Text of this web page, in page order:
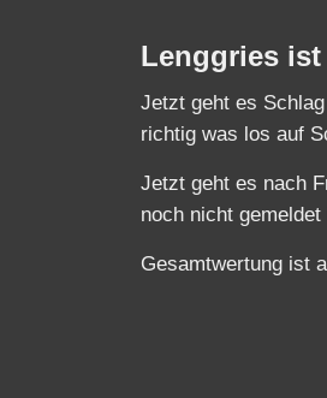
Lenggries
Jetzt geht es
richtig was los auf
Jetzt geht es nach
noch nicht
Gesamtwertung ist